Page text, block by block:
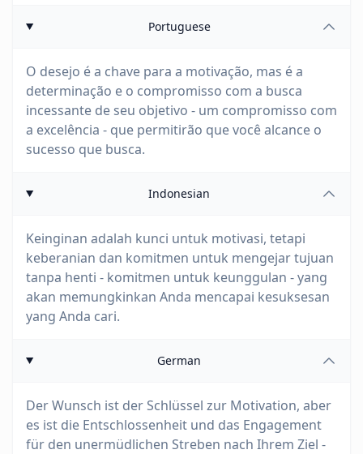
Portuguese
O desejo é a chave para a motivação, mas é a
determinação e o compromisso com a busca
incessante de seu objetivo - um compromisso com
a excelência - que permitirão que você alcance o
sucesso que busca.
Indonesian
Keinginan adalah kunci untuk motivasi, tetapi
keberanian dan komitmen untuk mengejar tujuan
tanpa henti - komitmen untuk keunggulan - yang
akan memungkinkan Anda mencapai kesuksesan
yang Anda cari.
German
Der Wunsch ist der Schlüssel zur Motivation, aber
es ist die Entschlossenheit und das Engagement
für den unermüdlichen Streben nach Ihrem Ziel -